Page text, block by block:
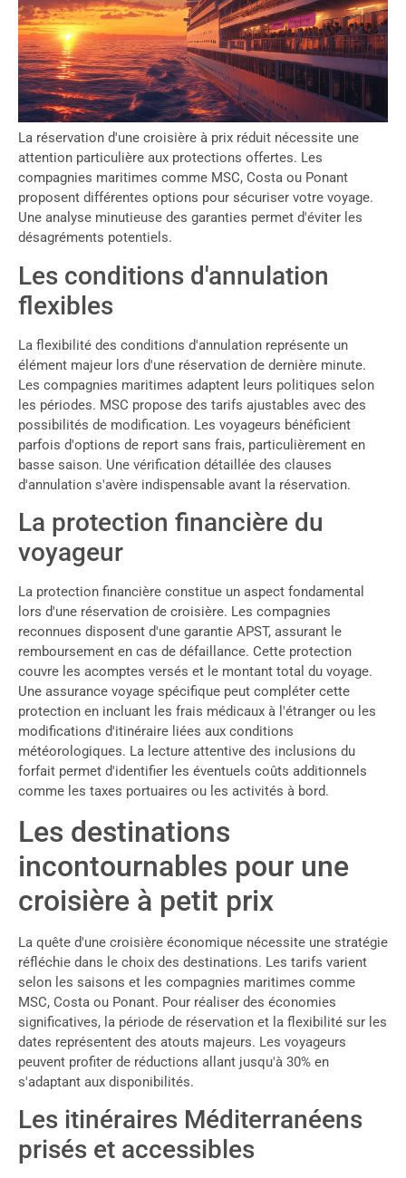
La réservation d'une croisière à prix réduit nécessite une
attention particulière aux protections offertes. Les
compagnies maritimes comme MSC, Costa ou Ponant
proposent différentes options pour sécuriser votre voyage.
Une analyse minutieuse des garanties permet d'éviter les
désagréments potentiels.
Les conditions d'annulation
flexibles
La flexibilité des conditions d'annulation représente un
élément majeur lors d'une réservation de dernière minute.
Les compagnies maritimes adaptent leurs politiques selon
les périodes. MSC propose des tarifs ajustables avec des
possibilités de modification. Les voyageurs bénéficient
parfois d'options de report sans frais, particulièrement en
basse saison. Une vérification détaillée des clauses
d'annulation s'avère indispensable avant la réservation.
La protection financière du
voyageur
La protection financière constitue un aspect fondamental
lors d'une réservation de croisière. Les compagnies
reconnues disposent d'une garantie APST, assurant le
remboursement en cas de défaillance. Cette protection
couvre les acomptes versés et le montant total du voyage.
Une assurance voyage spécifique peut compléter cette
protection en incluant les frais médicaux à l'étranger ou les
modifications d'itinéraire liées aux conditions
météorologiques. La lecture attentive des inclusions du
forfait permet d'identifier les éventuels coûts additionnels
comme les taxes portuaires ou les activités à bord.
Les destinations
incontournables pour une
croisière à petit prix
La quête d'une croisière économique nécessite une stratégie
réfléchie dans le choix des destinations. Les tarifs varient
selon les saisons et les compagnies maritimes comme
MSC, Costa ou Ponant. Pour réaliser des économies
significatives, la période de réservation et la flexibilité sur les
dates représentent des atouts majeurs. Les voyageurs
peuvent profiter de réductions allant jusqu'à 30% en
s'adaptant aux disponibilités.
Les itinéraires Méditerranéens
prisés et accessibles